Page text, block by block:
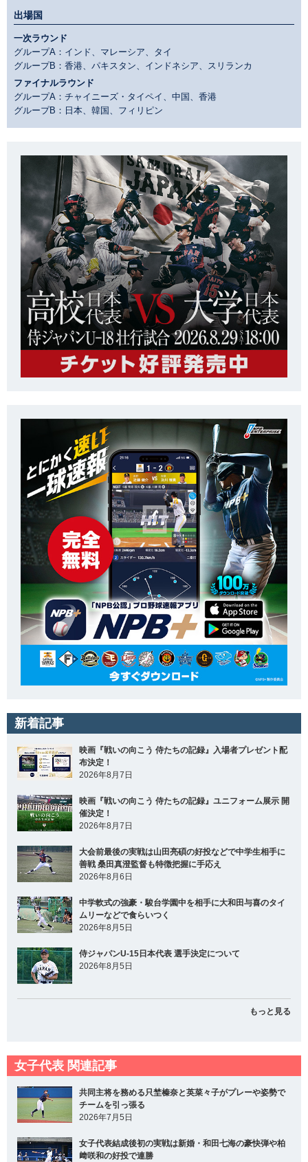
出場国
一次ラウンド
グループA：インド、マレーシア、タイ
グループB：香港、パキスタン、インドネシア、スリランカ
ファイナルラウンド
グループA：チャイニーズ・タイペイ、中国、香港
グループB：日本、韓国、フィリピン
新着記事
映画『戦いの向こう 侍たちの記録』入場者プレゼント配
布決定！
2026年8月7日
映画『戦いの向こう 侍たちの記録』ユニフォーム展示 開
催決定！
2026年8月7日
大会前最後の実戦は山田亮碩の好投などで中学生相手に
善戦 桑田真澄監督も特徴把握に手応え
2026年8月6日
中学軟式の強豪・駿台学園中を相手に大和田与喜のタイ
ムリーなどで食らいつく
2026年8月5日
侍ジャパンU-15日本代表 選手決定について
2026年8月5日
もっと見る
女子代表 関連記事
共同主将を務める只埜榛奈と英菜々子がプレーや姿勢で
チームを引っ張る
2026年7月5日
女子代表結成後初の実戦は新婚・和田七海の豪快弾や柏
﨑咲和の好投で連勝